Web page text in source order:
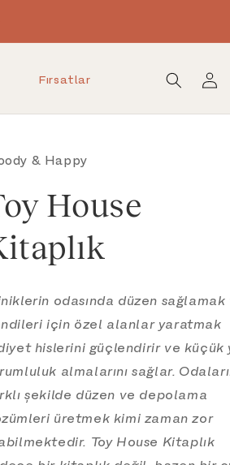
Fırsatlar
Oturum
& Happy
House
odasında düzen sağlamak
için özel alanlar yaratmak
hislerini güçlendirir ve küçük
almalarını sağlar.
şekilde düzen ve depolama
üretmek kimi zaman zor
Toy House Kitaplık